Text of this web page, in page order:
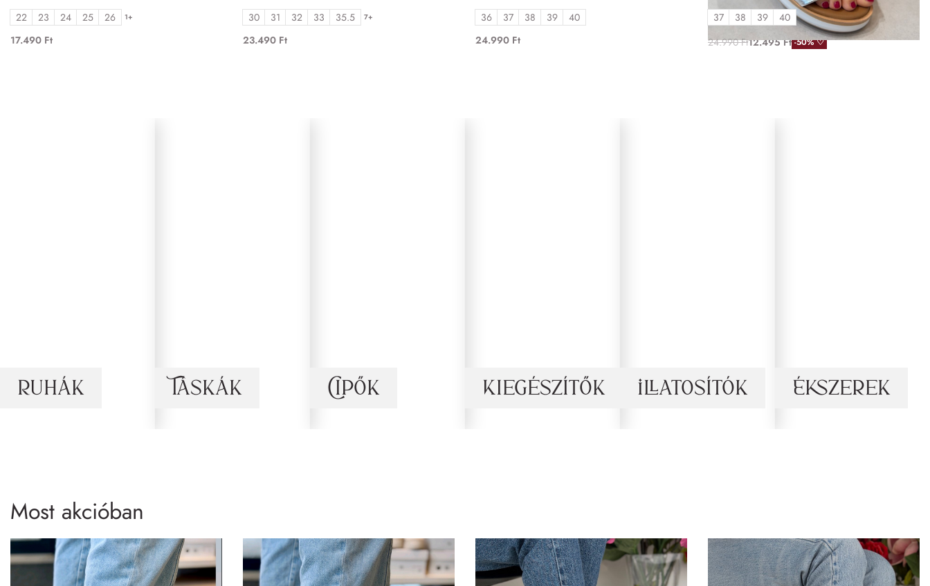
22 23 24 25 26 1+
17.490 Ft
30 31 32 33 35.5 7+
23.490 Ft
36 37 38 39
40
24.990 Ft
37 38 39
40
24.990Ft12.495Ft -50% ♡
Ruhák Táskák Cipők Kiegészítők Illatosítók Ékszerek
Most akcióban